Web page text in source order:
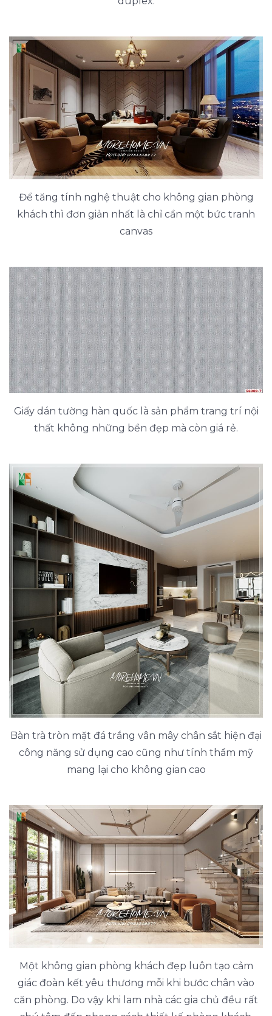
Để tăng tính nghệ thuật cho không gian phòng
khách thì đơn giản nhất là chỉ cần một bức tranh
canvas
Giấy dán tường hàn quốc là sản phẩm trang trí nội
thất không những bền đẹp mà còn giá rẻ.
Bàn trà tròn mặt đá trắng vân mây chân sắt hiện đại
công năng sử dụng cao cũng như tính thẩm mỹ
mang lại cho không gian cao
Một không gian phòng khách đẹp luôn tạo cảm
giác đoàn kết yêu thương mỗi khi bước chân vào
căn phòng. Do vậy khi lam nhà các gia chủ đều rất